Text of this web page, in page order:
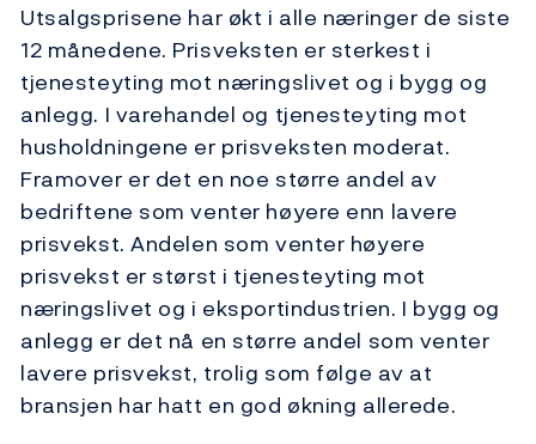
Utsalgsprisene har økt i alle næringer de siste
12 månedene. Prisveksten er sterkest i
tjenesteyting mot næringslivet og i bygg og
anlegg. I varehandel og tjenesteyting mot
husholdningene er prisveksten moderat.
Framover er det en noe større andel av
bedriftene som venter høyere enn lavere
prisvekst. Andelen som venter høyere
prisvekst er størst i tjenesteyting mot
næringslivet og i eksportindustrien. I bygg og
anlegg er det nå en større andel som venter
lavere prisvekst, trolig som følge av at
bransjen har hatt en god økning allerede.